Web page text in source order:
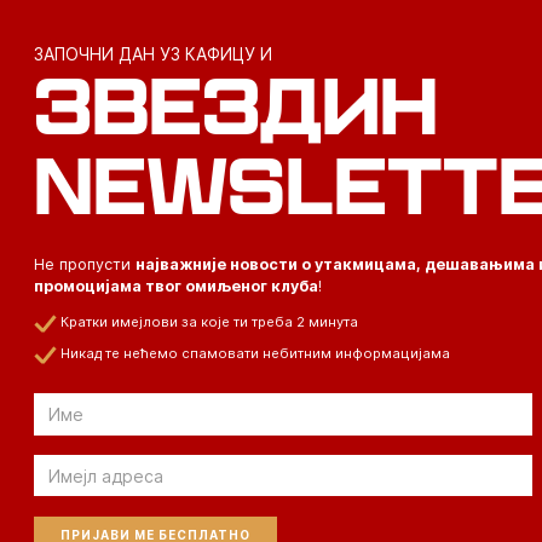
ЗАПОЧНИ ДАН УЗ КАФИЦУ И
ЗВЕЗДИН
Не пропусти најважније новости о утакмицама, дешавањима
промоцијама твог омиљеног клуба!
Кратки имејлови за које ти треба 2 минута
Никад те нећемо спамовати небитним информацијама
Email
Email